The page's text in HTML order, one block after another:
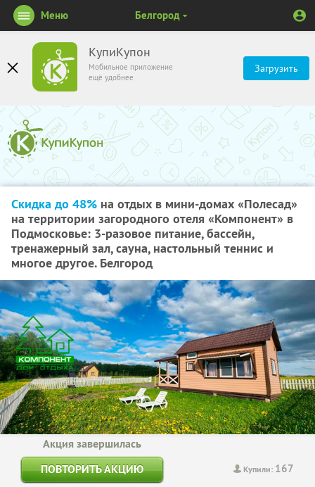
КупиКупон
Мобильное приложение
ещё удобнее
Загрузить
Меню Белгород
Скидка до 48% на отдых в мини-домах «Полесад»
на территории загородного отеля «Компонент» в
Подмосковье: 3-разовое питание, бассейн,
тренажерный зал, сауна, настольный теннис и
многое другое. Белгород
Купили: 167
Акция завершилась
ПОВТОРИТЬ АКЦИЮ